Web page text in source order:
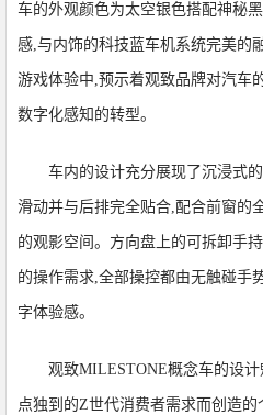
车的外观颜色为太空银色搭配神秘
感,与内饰的科技蓝车机系统完美的
游戏体验中,预示着观致品牌对汽车
数字化感知的转型。
车内的设计充分展现了沉浸式
滑动并与后排完全贴合,配合前窗的
的观影空间。方向盘上的可拆卸手
的操作需求,全部操控都由无触碰手
字体验感。
观致MILESTONE概念车的设
点独到的Z世代消费者需求而创造